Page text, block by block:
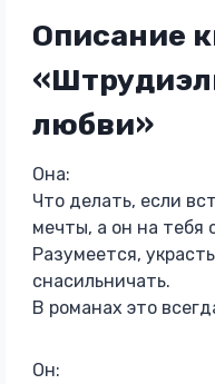
Описание
любви»
Она:
Что делать, если
мечты, а он на тебя
Разумеется,
снасильничать.
В романах это
Он: